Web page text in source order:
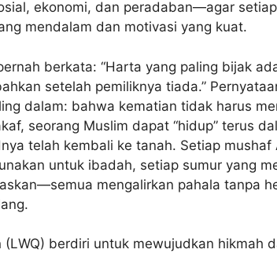
ekonomi, dan peradaban—agar
mendalam dan motivasi yang kuat.
berkata: “Harta yang paling bijak
setelah pemiliknya tiada.”
dalam: bahwa kematian tidak harus
seorang Muslim dapat “hidup” terus
telah kembali ke tanah. Setiap
untuk ibadah, setiap sumur yang
mengalirkan pahala tanpa
(LWQ) berdiri untuk mewujudkan hikmah